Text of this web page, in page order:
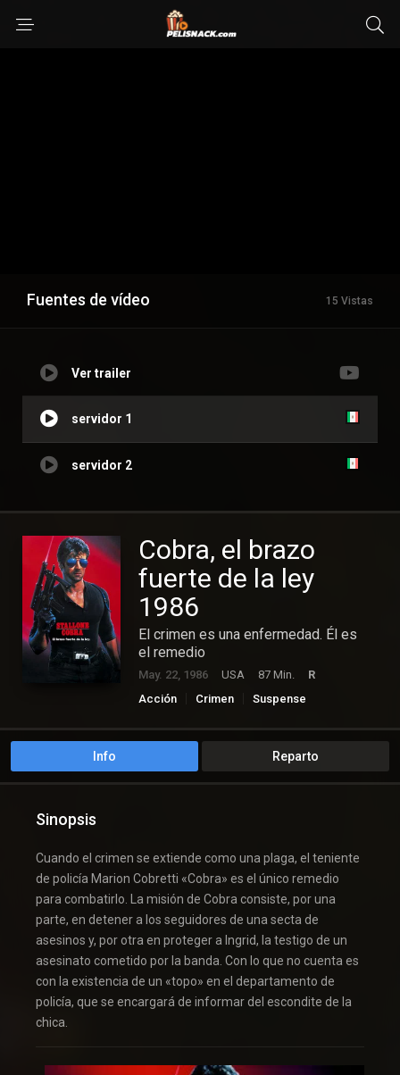
Fuentes de vídeo 15 Vistas
Ver trailer
servidor 1
servidor 2
Cobra, el brazo
fuerte de la ley
1986
El crimen es una enfermedad. Él es
el remedio
May. 22, 1986 USA 87 Min.
R
Acción
Crimen Suspense
Info Reparto
Sinopsis
Cuando el crimen se extiende como una plaga, el teniente
de policía Marion Cobretti «Cobra» es el único remedio
para combatirlo. La misión de Cobra consiste, por una
parte, en detener a los seguidores de una secta de
asesinos y, por otra en proteger a Ingrid, la testigo de un
asesinato cometido por la banda. Con lo que no cuenta es
con la existencia de un «topo» en el departamento de
policía, que se encargará de informar del escondite de la
chica.